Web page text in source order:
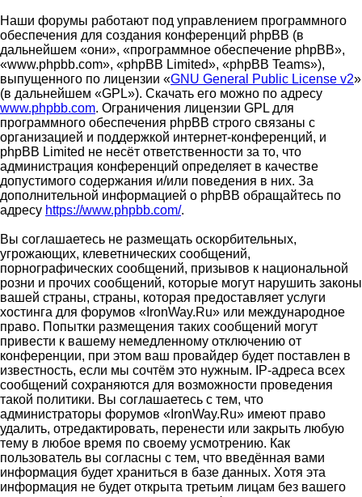
Наши форумы работают под управлением программного
обеспечения для создания конференций phpBB (в
дальнейшем «они», «программное обеспечение phpBB»,
«www.phpbb.com», «phpBB Limited», «phpBB Teams»),
выпущенного по лицензии «GNU General Public License v2»
(в дальнейшем «GPL»). Скачать его можно по адресу
www.phpbb.com. Ограничения лицензии GPL для
программного обеспечения phpBB строго связаны с
организацией и поддержкой интернет-конференций, и
phpBB Limited не несёт ответственности за то, что
администрация конференций определяет в качестве
допустимого содержания и/или поведения в них. За
дополнительной информацией о phpBB обращайтесь по
адресу https://www.phpbb.com/.
Вы соглашаетесь не размещать оскорбительных,
угрожающих, клеветнических сообщений,
порнографических сообщений, призывов к национальной
розни и прочих сообщений, которые могут нарушить законы
вашей страны, страны, которая предоставляет услуги
хостинга для форумов «IronWay.Ru» или международное
право. Попытки размещения таких сообщений могут
привести к вашему немедленному отключению от
конференции, при этом ваш провайдер будет поставлен в
известность, если мы сочтём это нужным. IP-адреса всех
сообщений сохраняются для возможности проведения
такой политики. Вы соглашаетесь с тем, что
администраторы форумов «IronWay.Ru» имеют право
удалить, отредактировать, перенести или закрыть любую
тему в любое время по своему усмотрению. Как
пользователь вы согласны с тем, что введённая вами
информация будет храниться в базе данных. Хотя эта
информация не будет открыта третьим лицам без вашего